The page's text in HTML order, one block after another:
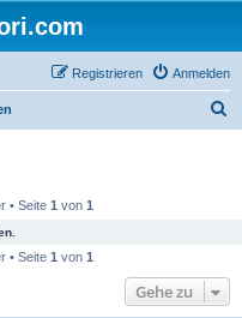
Anmelden
Registrieren
• Seite 1 von 1
• Seite 1 von 1
Gehe zu